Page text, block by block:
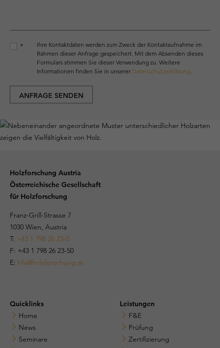
*
Ihre Kontaktdaten werden zum Zweck der Kontaktaufnahme im
Rahmen dieser Anfrage gespeichert. Mit dem Absenden dieses
Formulars stimmen Sie dieser Verwendung zu. Weitere
Informationen finden Sie in unserer Datenschutzerklärung.
ANFRAGE SENDEN
Holzforschung Austria
Österreichische Gesellschaft
für Holzforschung
Franz-Grill-Strasse 7
1030 Wien, Austria
T: +43 1 798 26 23-0
​​F: +43 1 798 26 23-50
E: hfa@holzforschung.at
Quicklinks
Home
News
Seminare
Leistungen
F&E
Prüfung
Zertifizierung